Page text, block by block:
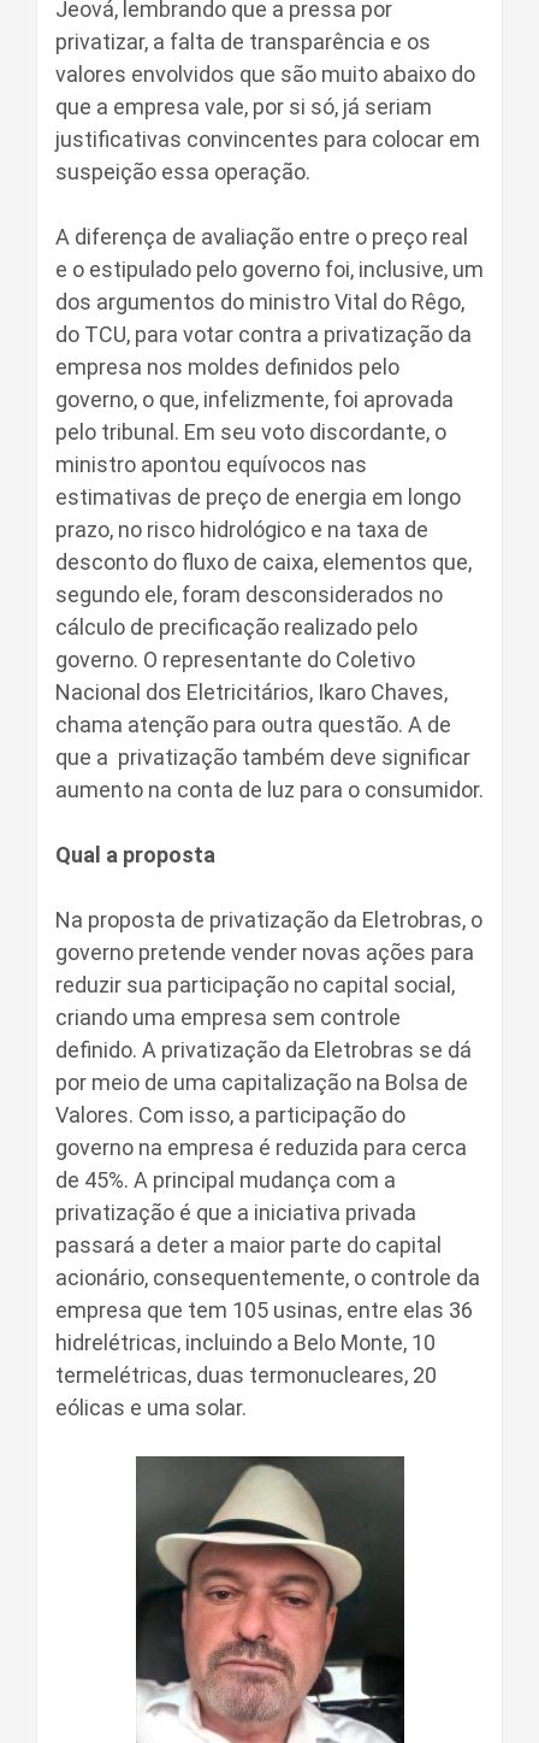
Jeová, lembrando que a pressa por
privatizar, a falta de transparência e os
valores envolvidos que são muito abaixo do
que a empresa vale, por si só, já seriam
justificativas convincentes para colocar em
suspeição essa operação.
A diferença de avaliação entre o preço real
e o estipulado pelo governo foi, inclusive, um
dos argumentos do ministro Vital do Rêgo,
do TCU, para votar contra a privatização da
empresa nos moldes definidos pelo
governo, o que, infelizmente, foi aprovada
pelo tribunal. Em seu voto discordante, o
ministro apontou equívocos nas
estimativas de preço de energia em longo
prazo, no risco hidrológico e na taxa de
desconto do fluxo de caixa, elementos que,
segundo ele, foram desconsiderados no
cálculo de precificação realizado pelo
governo. O representante do Coletivo
Nacional dos Eletricitários, Ikaro Chaves,
chama atenção para outra questão. A de
que a privatização também deve significar
aumento na conta de luz para o consumidor.
Qual a proposta
Na proposta de privatização da Eletrobras, o
governo pretende vender novas ações para
reduzir sua participação no capital social,
criando uma empresa sem controle
definido. A privatização da Eletrobras se dá
por meio de uma capitalização na Bolsa de
Valores. Com isso, a participação do
governo na empresa é reduzida para cerca
de 45%. A principal mudança com a
privatização é que a iniciativa privada
passará a deter a maior parte do capital
acionário, consequentemente, o controle da
empresa que tem 105 usinas, entre elas 36
hidrelétricas, incluindo a Belo Monte, 10
termelétricas, duas termonucleares, 20
eólicas e uma solar.